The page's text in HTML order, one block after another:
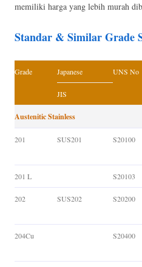
memiliki harga yang lebih murah
Standar & Similar Grade
Grade Japanese UNS No
JIS
Austenitic Stainless
201 SUS201 S20100
201 L S20103
202 SUS202 S20200
204Cu S20400